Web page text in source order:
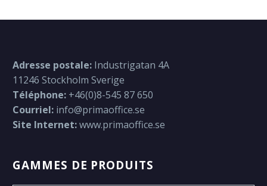
Adresse postale: Industrigatan 4A
11246 Stockholm Sverige
Téléphone: +46(0)8-545 87 650
Courriel: info@primaoffice.se
Site Internet:www.primaoffice.se
GAMMES DE PRODUITS